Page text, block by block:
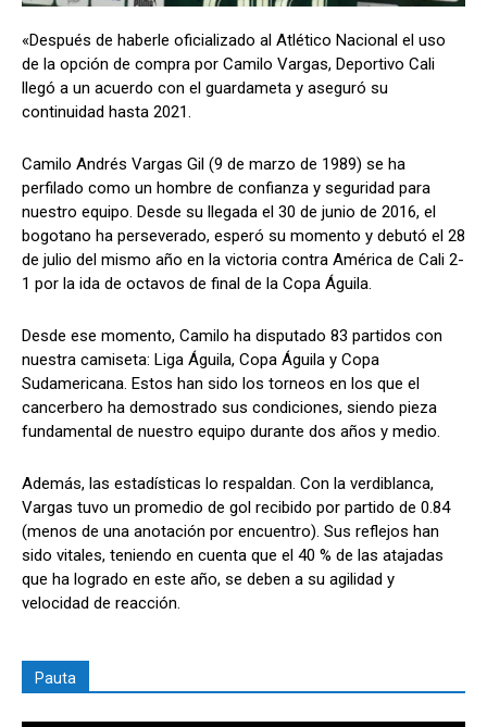
«Después de haberle oficializado al Atlético Nacional el uso
de la opción de compra por Camilo Vargas, Deportivo Cali
llegó a un acuerdo con el guardameta y aseguró su
continuidad hasta 2021.
Camilo Andrés Vargas Gil (9 de marzo de 1989) se ha
perfilado como un hombre de confianza y seguridad para
nuestro equipo. Desde su llegada el 30 de junio de 2016, el
bogotano ha perseverado, esperó su momento y debutó el 28
de julio del mismo año en la victoria contra América de Cali 2-
1 por la ida de octavos de final de la Copa Águila.
Desde ese momento, Camilo ha disputado 83 partidos con
nuestra camiseta: Liga Águila, Copa Águila y Copa
Sudamericana. Estos han sido los torneos en los que el
cancerbero ha demostrado sus condiciones, siendo pieza
fundamental de nuestro equipo durante dos años y medio.
Además, las estadísticas lo respaldan. Con la verdiblanca,
Vargas tuvo un promedio de gol recibido por partido de 0.84
(menos de una anotación por encuentro). Sus reflejos han
sido vitales, teniendo en cuenta que el 40 % de las atajadas
que ha logrado en este año, se deben a su agilidad y
velocidad de reacción.
Pauta